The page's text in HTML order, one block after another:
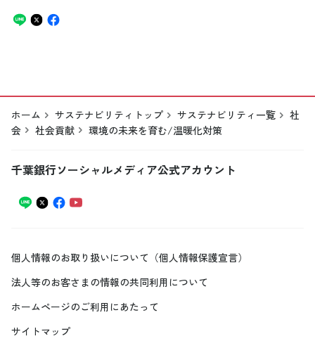
ホーム サステナビリティトップ サステナビリティ一覧
社
会
社会貢献 環境の未来を育む/温暖化対策
千葉銀行ソーシャルメディア公式アカウント
個人情報のお取り扱いについて（個人情報保護宣言）
法人等のお客さまの情報の共同利用について
ホームページのご利用にあたって
サイトマップ